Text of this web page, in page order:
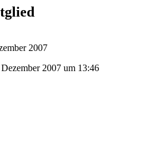
2007
2007 um 13:46